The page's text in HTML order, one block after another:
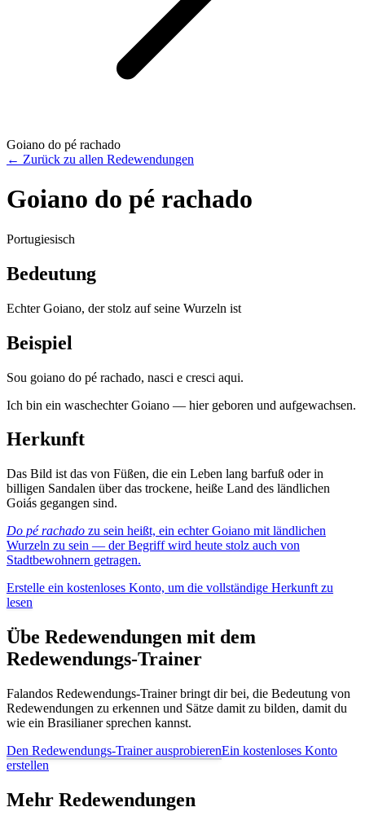
Goiano do pé rachado
← Zurück zu allen Redewendungen
Goiano do pé rachado
Portugiesisch
Bedeutung
Echter Goiano, der stolz auf seine Wurzeln ist
Beispiel
Sou goiano do pé rachado, nasci e cresci aqui.
Ich bin ein waschechter Goiano — hier geboren und aufgewachsen.
Herkunft
Das Bild ist das von Füßen, die ein Leben lang barfuß oder in
billigen Sandalen über das trockene, heiße Land des ländlichen
Goiás gegangen sind.
Do pé rachado zu sein heißt, ein echter Goiano mit ländlichen
Wurzeln zu sein — der Begriff wird heute stolz auch von
Stadtbewohnern getragen.
Erstelle ein kostenloses Konto, um die vollständige Herkunft zu
lesen
Übe Redewendungen mit dem
Redewendungs-Trainer
Falandos Redewendungs-Trainer bringt dir bei, die Bedeutung von
Redewendungen zu erkennen und Sätze damit zu bilden, damit du
wie ein Brasilianer sprechen kannst.
Den Redewendungs-Trainer ausprobierenEin kostenloses Konto
erstellen
Mehr Redewendungen